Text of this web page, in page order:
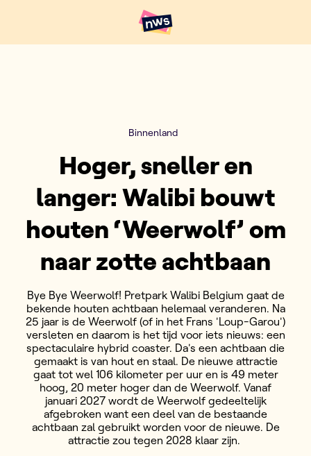
Hoofdpunten VRT NWS
Binnenland
Hoger, sneller en
langer: Walibi bouwt
houten ‘Weerwolf’ om
naar zotte achtbaan
Bye Bye Weerwolf! Pretpark Walibi Belgium gaat de
bekende houten achtbaan helemaal veranderen. Na
25 jaar is de Weerwolf (of in het Frans 'Loup-Garou')
versleten en daarom is het tijd voor iets nieuws: een
spectaculaire hybrid coaster. Da's een achtbaan die
gemaakt is van hout en staal. De nieuwe attractie
gaat tot wel 106 kilometer per uur en is 49 meter
hoog, 20 meter hoger dan de Weerwolf. Vanaf
januari 2027 wordt de Weerwolf gedeeltelijk
afgebroken want een deel van de bestaande
achtbaan zal gebruikt worden voor de nieuwe. De
attractie zou tegen 2028 klaar zijn.